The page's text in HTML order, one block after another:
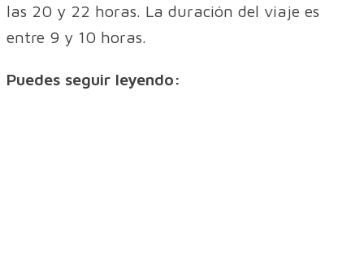
las 20 y 22 horas. La duración del viaje es
entre 9 y 10 horas.
Puedes seguir leyendo: